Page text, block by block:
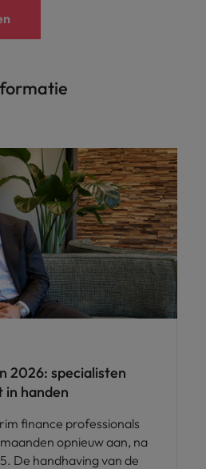
2026: specialisten
in handen
finance professionals
opnieuw aan, na
De handhaving van de